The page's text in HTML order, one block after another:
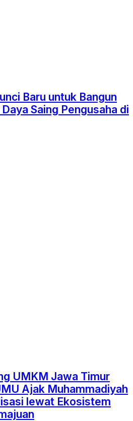
Baru untuk Bangun
Saing Pengusaha di
UMKM Jawa Timur
Ajak Muhammadiyah
lewat Ekosistem